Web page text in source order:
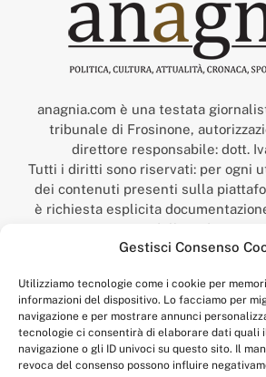
Gestisci Consenso
Utilizziamo tecnologie come i cookie per
informazioni del dispositivo. Lo facciamo per
navigazione e per mostrare annunci
tecnologie ci consentirà di elaborare dati quali
navigazione o gli ID univoci su questo sito. Il
revoca del consenso possono influire
anagnia.com è una testata
tribunale di Frosinone,
direttore responsabile: dott.
Tutti i diritti sono riservati: per ogni
dei contenuti presenti sulla
è richiesta esplicita
della redazione.
“Anagnia” è un marchio registrato
Economico,
num. registrazione: 302017000014044
Per contatti: